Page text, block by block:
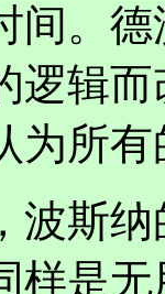
间。
逻辑
为所
斯纳
样是